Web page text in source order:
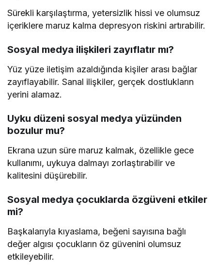
Sürekli karşılaştırma, yetersizlik hissi ve olumsuz
içeriklere maruz kalma depresyon riskini artırabilir.
Sosyal medya ilişkileri zayıflatır mı?
Yüz yüze iletişim azaldığında kişiler arası bağlar
zayıflayabilir. Sanal ilişkiler, gerçek dostlukların
yerini alamaz.
Uyku düzeni sosyal medya yüzünden
bozulur mu?
Ekrana uzun süre maruz kalmak, özellikle gece
kullanımı, uykuya dalmayı zorlaştırabilir ve
kalitesini düşürebilir.
Sosyal medya çocuklarda özgüveni etkiler
mi?
Başkalarıyla kıyaslama, beğeni sayısına bağlı
değer algısı çocukların öz güvenini olumsuz
etkileyebilir.